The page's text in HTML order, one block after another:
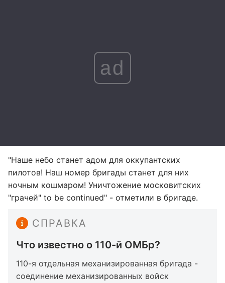
ad
"Наше небо станет адом для оккупантских
пилотов! Наш номер бригады станет для них
ночным кошмаром! Уничтожение московитских
"грачей" to be continued" - отметили в бригаде.
СПРАВКА
Что известно о 110-й ОМБр?
110-я отдельная механизированная бригада -
соединение механизированных войск